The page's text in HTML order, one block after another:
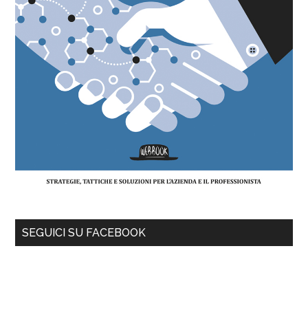
SEGUICI SU FACEBOOK